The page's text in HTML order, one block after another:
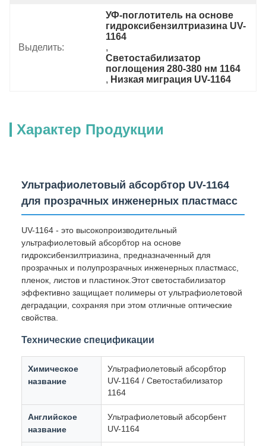
Выделить:
УФ-поглотитель на основе
гидроксибензилтриазина UV-
1164
,
Светостабилизатор
поглощения 280-380 нм 1164
, Низкая миграция UV-1164
Характер Продукции
Ультрафиолетовый абсорбтор UV-1164
для прозрачных инженерных пластмасс
UV-1164 - это высокопроизводительный
ультрафиолетовый абсорбтор на основе
гидроксибензилтриазина, предназначенный для
прозрачных и полупрозрачных инженерных пластмасс,
пленок, листов и пластинок.Этот светостабилизатор
эффективно защищает полимеры от ультрафиолетовой
деградации, сохраняя при этом отличные оптические
свойства.
Технические спецификации
Химическое
название
Ультрафиолетовый абсорбтор
UV-1164 / Светостабилизатор
1164
Английское
название
Ультрафиолетовый абсорбент
UV-1164